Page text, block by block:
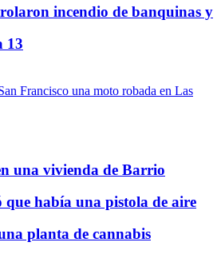
incendio de banquinas y
13
una vivienda de Barrio
había una pistola de aire
planta de cannabis